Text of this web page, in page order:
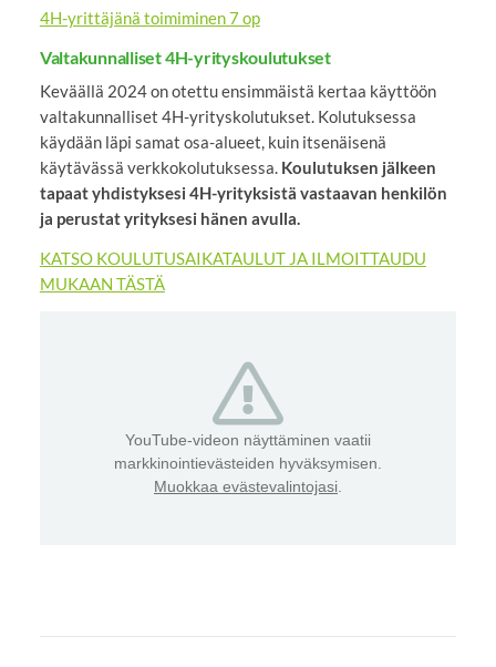
4H-yrittäjänä toimiminen 7 op
Valtakunnalliset 4H-yrityskoulutukset
Keväällä 2024 on otettu ensimmäistä kertaa käyttöön
valtakunnalliset 4H-yrityskolutukset. Kolutuksessa
käydään läpi samat osa-alueet, kuin itsenäisenä
käytävässä verkkokolutuksessa. Koulutuksen jälkeen
tapaat yhdistyksesi 4H-yrityksistä vastaavan henkilön
ja perustat yrityksesi hänen avulla.
KATSO KOULUTUSAIKATAULUT JA ILMOITTAUDU
MUKAAN TÄSTÄ
YouTube-videon näyttäminen vaatii
markkinointievästeiden hyväksymisen.
Muokkaa evästevalintojasi